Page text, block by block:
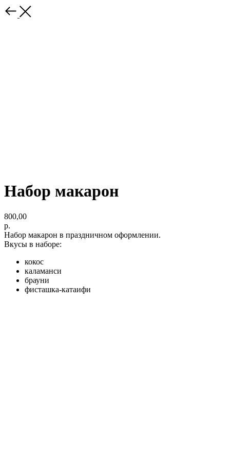
Набор макарон
800,00
р.
Набор макарон в праздничном оформлении.
Вкусы в наборе:
кокос
каламанси
брауни
фисташка-катаифи